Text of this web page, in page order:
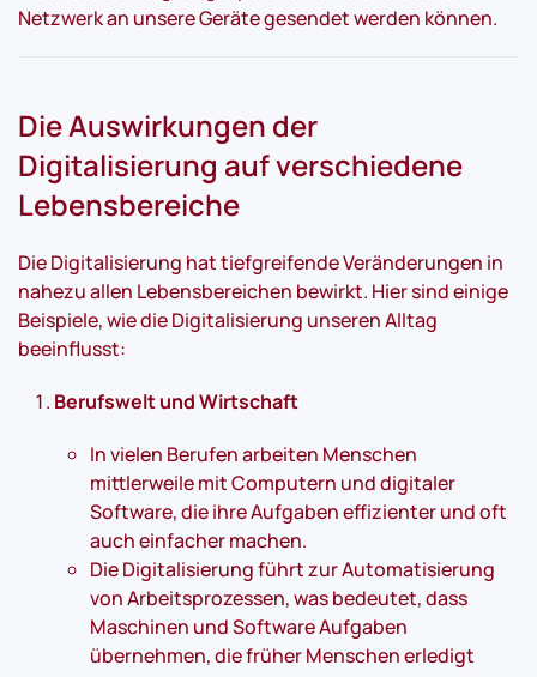
Netzwerk an unsere Geräte gesendet werden können.
Die Auswirkungen der
Digitalisierung auf verschiedene
Lebensbereiche
Die Digitalisierung hat tiefgreifende Veränderungen in
nahezu allen Lebensbereichen bewirkt. Hier sind einige
Beispiele, wie die Digitalisierung unseren Alltag
beeinflusst:
Berufswelt und Wirtschaft
In vielen Berufen arbeiten Menschen
mittlerweile mit Computern und digitaler
Software, die ihre Aufgaben effizienter und oft
auch einfacher machen.
Die Digitalisierung führt zur Automatisierung
von Arbeitsprozessen, was bedeutet, dass
Maschinen und Software Aufgaben
übernehmen, die früher Menschen erledigt